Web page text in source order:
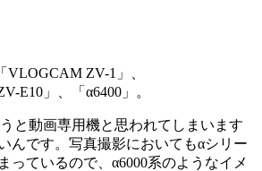
ZV-1」、
E10」、「α6400」。
と動画専用機と思われてしまいます
んです。写真撮影においてもαシリー
っているので、α6000系のようなイメ